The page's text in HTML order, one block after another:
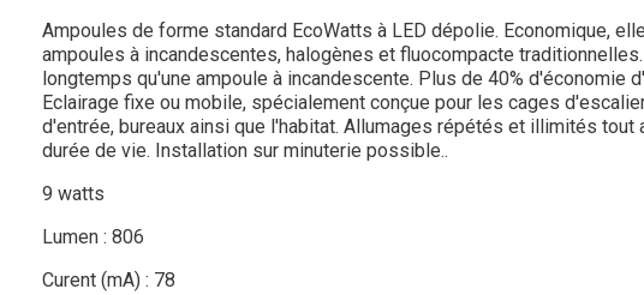
Ampoules de forme standard EcoWatts à LED dépolie. Economique,
ampoules à incandescentes, halogènes et fluocompacte
longtemps qu'une ampoule à incandescente. Plus de 40% d'économie
Eclairage fixe ou mobile, spécialement conçue pour les cages
d'entrée, bureaux ainsi que l'habitat. Allumages répétés et illimités tout
durée de vie. Installation sur minuterie possible..
9 watts
Lumen : 806
Curent (mA) : 78